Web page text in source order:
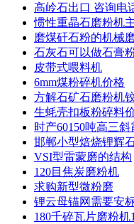
高岭石出口 咨询电
惯性重晶石磨粉机
磨煤矸石粉的机械
石灰石可以做石膏
皮带式喂料机
6mm煤粉碎机价格
方解石矿石磨粉机
生蚝壳扣板粉碎料
时产60150吨高三
邯郸小型焙烧锂辉
VSI型雷蒙磨的结构
120目焦炭磨粉机
求购新型微粉磨
锂云母锚网需要安
180千碎瓦片磨粉